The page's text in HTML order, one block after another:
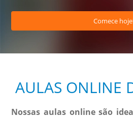
Comece
AULAS ONLINE
Nossas aulas online são